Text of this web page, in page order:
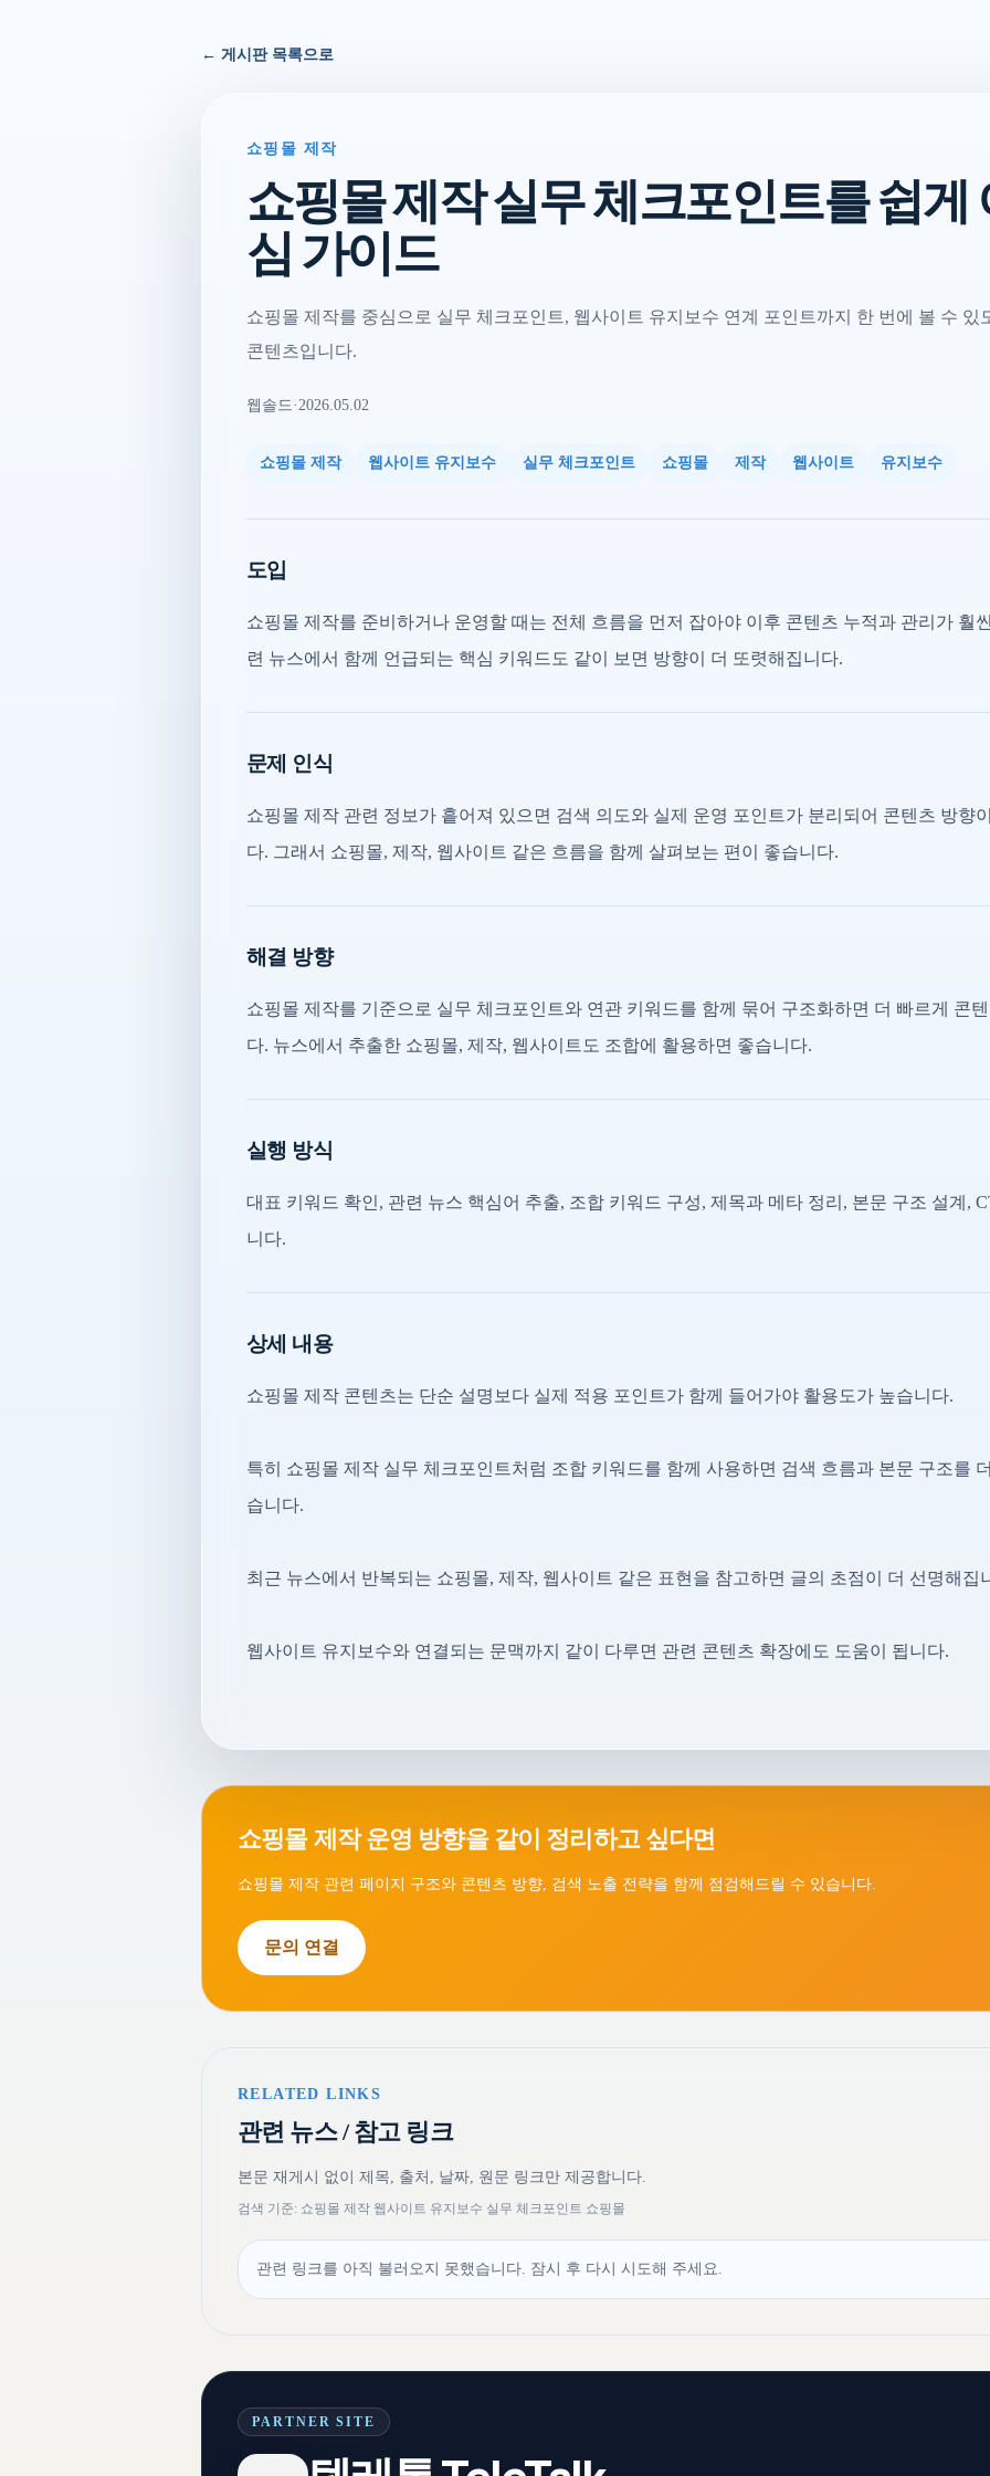
← 게시판 목록으로
쇼핑몰 제작
쇼핑몰 제작 실무 체크포인트를 쉽게
심 가이드
쇼핑몰 제작를 중심으로 실무 체크포인트, 웹사이트 유지보수 연계 포인트까지 한 번에 볼 수 있
콘텐츠입니다.
웹솔드·2026.05.02
쇼핑몰 제작 웹사이트 유지보수 실무 체크포인트 쇼핑몰 제작 웹사이트 유지보수
도입
쇼핑몰 제작를 준비하거나 운영할 때는 전체 흐름을 먼저 잡아야 이후 콘텐츠 누적과 관리가 훨
련 뉴스에서 함께 언급되는 핵심 키워드도 같이 보면 방향이 더 또렷해집니다.
문제 인식
쇼핑몰 제작 관련 정보가 흩어져 있으면 검색 의도와 실제 운영 포인트가 분리되어 콘텐츠 방향
다. 그래서 쇼핑몰, 제작, 웹사이트 같은 흐름을 함께 살펴보는 편이 좋습니다.
해결 방향
쇼핑몰 제작를 기준으로 실무 체크포인트와 연관 키워드를 함께 묶어 구조화하면 더 빠르게 콘
다. 뉴스에서 추출한 쇼핑몰, 제작, 웹사이트도 조합에 활용하면 좋습니다.
실행 방식
대표 키워드 확인, 관련 뉴스 핵심어 추출, 조합 키워드 구성, 제목과 메타 정리, 본문 구조 설계,
니다.
상세 내용
쇼핑몰 제작 콘텐츠는 단순 설명보다 실제 적용 포인트가 함께 들어가야 활용도가 높습니다.
특히 쇼핑몰 제작 실무 체크포인트처럼 조합 키워드를 함께 사용하면 검색 흐름과 본문 구조를
습니다.
최근 뉴스에서 반복되는 쇼핑몰, 제작, 웹사이트 같은 표현을 참고하면 글의 초점이 더 선명해집
웹사이트 유지보수와 연결되는 문맥까지 같이 다루면 관련 콘텐츠 확장에도 도움이 됩니다.
쇼핑몰 제작 운영 방향을 같이 정리하고 싶다면
쇼핑몰 제작 관련 페이지 구조와 콘텐츠 방향, 검색 노출 전략을 함께 점검해드릴 수 있습니다.
문의 연결
RELATED LINKS
관련 뉴스 / 참고 링크
본문 재게시 없이 제목, 출처, 날짜, 원문 링크만 제공합니다.
검색 기준: 쇼핑몰 제작 웹사이트 유지보수 실무 체크포인트 쇼핑몰
관련 링크를 아직 불러오지 못했습니다. 잠시 후 다시 시도해 주세요.
PARTNER SITE